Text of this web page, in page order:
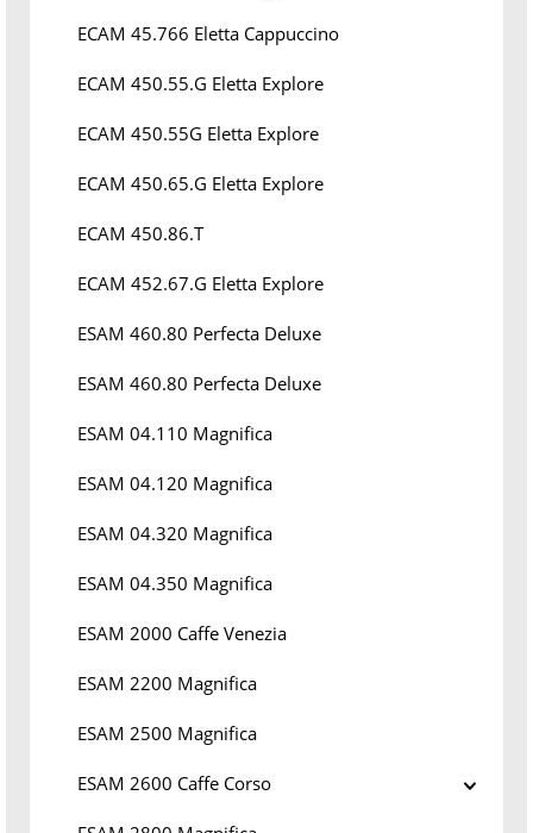
ECAM 45.766 Eletta Cappuccino
ECAM 450.55.G Eletta Explore
ECAM 450.55G Eletta Explore
ECAM 450.65.G Eletta Explore
ECAM 450.86.T
ECAM 452.67.G Eletta Explore
ESAM 460.80 Perfecta Deluxe
ESAM 460.80 Perfecta Deluxe
ESAM 04.110 Magnifica
ESAM 04.120 Magnifica
ESAM 04.320 Magnifica
ESAM 04.350 Magnifica
ESAM 2000 Caffe Venezia
ESAM 2200 Magnifica
ESAM 2500 Magnifica
ESAM 2600 Caffe Corso